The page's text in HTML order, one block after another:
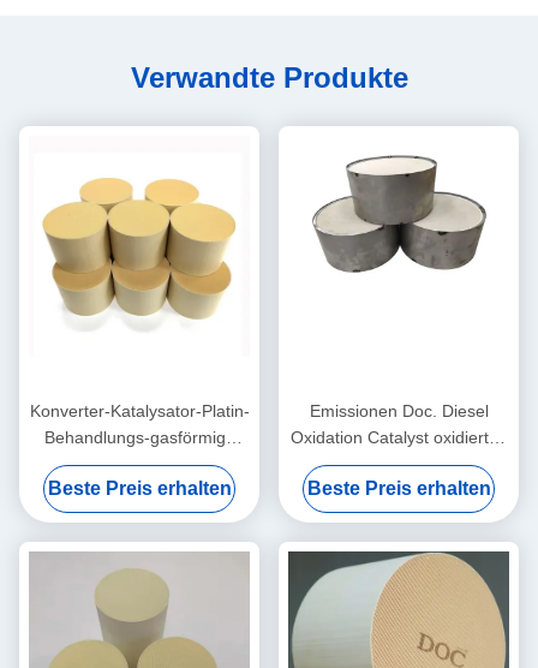
Verwandte Produkte
Konverter-Katalysator-Platin-
Behandlungs-gasförmige
Schadstoffe Cdpf
Störungsbesuchs Doc.
Diesel Oxidation Catalytic
Beste Preis erhalten
Emissionen Doc. Diesel
Oxidation Catalyst oxidierten
Euro-III IV V für Katalysator
Beste Preis erhalten